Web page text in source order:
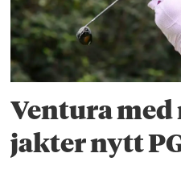
Ventura med
jakter nytt